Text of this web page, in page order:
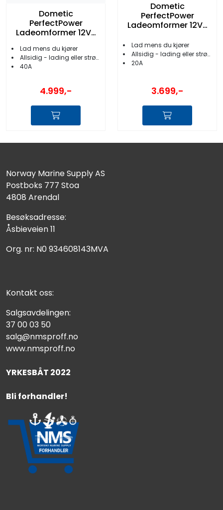
Dometic
PerfectPower
Ladeomformer 12V-
Lad mens du kjører
Allsidig - lading eller strøm
40A
4.999,-
Dometic
PerfectPower
Ladeomformer 12V-
Lad mens du kjører
Allsidig - lading eller strøm
20A
3.699,-
Norway Marine Supply AS
Postboks 777 Stoa
4808 Arendal
Besøksadresse:
Åsbieveien 11
Org. nr: N0 934608143MVA
Kontakt oss:
Salgsavdelingen:
37 00 03 50
salg@nmsproff.no
www.nmsproff.no
YRKESBÅT 2022
Bli forhandler!